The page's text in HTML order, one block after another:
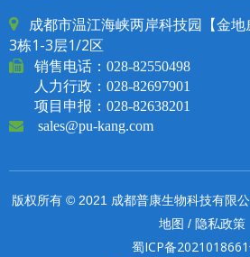

成都市温江海峡两岸科技园【金
3栋1-3层1/2区
 销售电话： 028-82550498
人力行政：028-82697901
项目申报：028-82638201
 sales@pu-kang.com
版权所有 © 2021 成都普康生物科技有限
地图 / 隐私政策
蜀ICP备